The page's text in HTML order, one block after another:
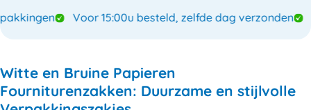
Voor 15:00u besteld, zelfde dag verzonden
Witte en Bruine Papieren
Fourniturenzakken: Duurzame en stijlvolle